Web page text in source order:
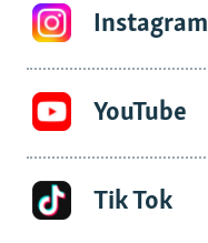
Instagram
YouTube
Tik Tok